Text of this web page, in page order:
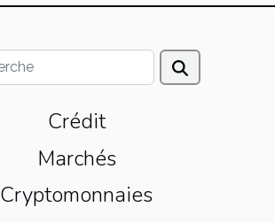
Crédit
Marchés
Cryptomonnaies